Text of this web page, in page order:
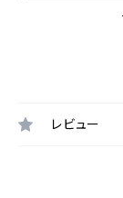
レビュー